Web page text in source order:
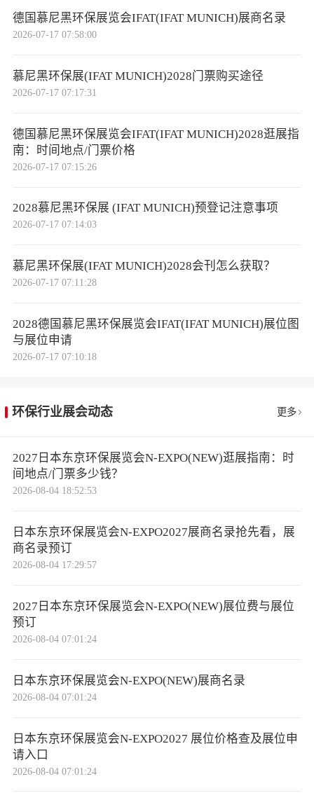
德国慕尼黑环保展览会IFAT(IFAT MUNICH)展商名录
2026-07-17 07:58:00
慕尼黑环保展(IFAT MUNICH)2028门票购买途径
2026-07-17 07:17:31
德国慕尼黑环保展览会IFAT(IFAT MUNICH)2028逛展指
南：时间地点/门票价格
2026-07-17 07:15:26
2028慕尼黑环保展 (IFAT MUNICH)预登记注意事项
2026-07-17 07:14:03
慕尼黑环保展(IFAT MUNICH)2028会刊怎么获取？
2026-07-17 07:11:28
2028德国慕尼黑环保展览会IFAT(IFAT MUNICH)展位图
与展位申请
2026-07-17 07:10:18
环保行业展会动态 更多
2027日本东京环保展览会N-EXPO(NEW)逛展指南：时
间地点/门票多少钱？
2026-08-04 18:52:53
日本东京环保展览会N-EXPO2027展商名录抢先看，展
商名录预订
2026-08-04 17:29:57
2027日本东京环保展览会N-EXPO(NEW)展位费与展位
预订
2026-08-04 07:01:24
日本东京环保展览会N-EXPO(NEW)展商名录
2026-08-04 07:01:24
日本东京环保展览会N-EXPO2027 展位价格查及展位申
请入口
2026-08-04 07:01:24